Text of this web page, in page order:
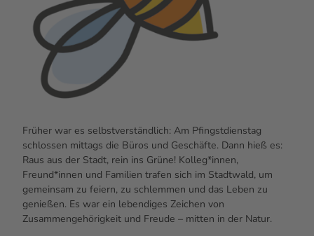
Früher war es selbstverständlich: Am Pfingstdienstag
schlossen mittags die Büros und Geschäfte. Dann hieß es:
Raus aus der Stadt, rein ins Grüne! Kolleg*innen,
Freund*innen und Familien trafen sich im Stadtwald, um
gemeinsam zu feiern, zu schlemmen und das Leben zu
genießen. Es war ein lebendiges Zeichen von
Zusammengehörigkeit und Freude – mitten in der Natur.